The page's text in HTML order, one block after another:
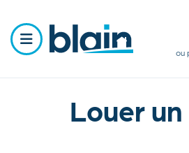
Main
Nos programmes
ou
Louer un